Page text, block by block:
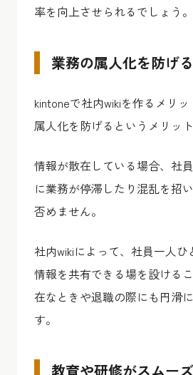
率を向上させられるでしょう。
業務の属人化を防げる
kintoneで社内wikiを作るメリ
属人化を防げるというメリッ
情報が散在している場合、社
に業務が停滞したり混乱を招
否めません。
社内wikiによって、社員一人
情報を共有できる場を設ける
在なときや退職の際にも円滑
す。
教育や研修がスムー